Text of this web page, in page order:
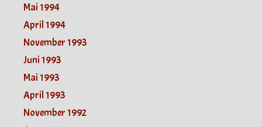
Mai 1994
April 1994
November 1993
Juni 1993
Mai 1993
April 1993
November 1992